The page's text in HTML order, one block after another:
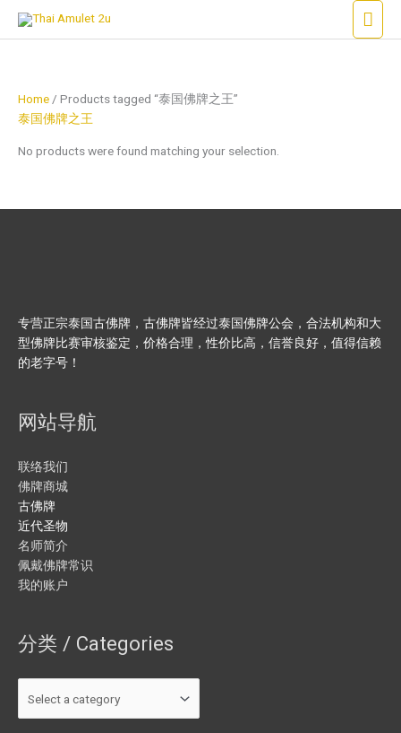
Home / Products tagged “泰国佛牌之王”
泰国佛牌之王
No products were found matching your selection.
专营正宗泰国古佛牌，古佛牌皆经过泰国佛牌公会，合法机构和大
型佛牌比赛审核鉴定，价格合理，性价比高，信誉良好，值得信赖
的老字号！
网站导航
联络我们
佛牌商城
古佛牌
近代圣物
名师简介
佩戴佛牌常识
我的账户
分类 / Categories